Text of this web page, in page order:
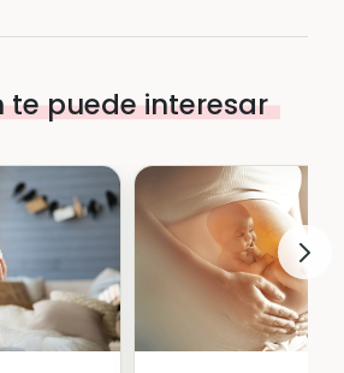
te puede interesar